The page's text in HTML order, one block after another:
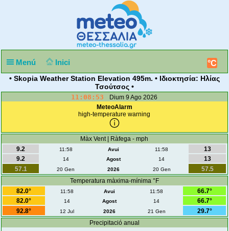
Menú Inici °C
• Skopia Weather Station Elevation 495m. • Ιδιοκτησία: Ηλίας
Τσούτσος •
11:08:54
Dium 9 Ago 2026
MeteoAlarm
high-temperature warning
Màx Vent | Ràfega - mph
9.2
11:58 Avui 11:58
13
9.2
14 Agost 14
13
57.1
20 Gen 2026 20 Gen
57.5
Temperatura màxima-mínima °F
82.0°
11:58 Avui 11:58
66.7°
82.0°
14 Agost 14
66.7°
92.8°
12 Jul 2026 21 Gen
29.7°
Precipitació anual